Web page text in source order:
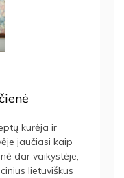
kūrėja ir
jaučiasi kaip
dar vaikystėje,
lietuviškus